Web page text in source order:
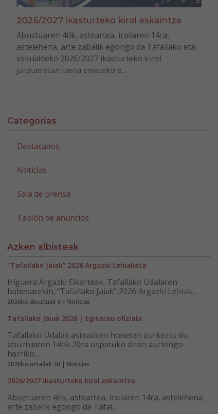
2026/2027 ikasturteko kirol eskaintza
Abuztuaren 4tik, asteartea, irailaren 14ra,
astelehena, arte zabalik egongo da Tafallako eta
eskualdeko 2026/2027 ikasturteko kirol
jardueretan izena emateko e...
Categorías
Destacados
Noticias
Sala de prensa
Tablón de anuncios
Azken albisteak
“Tafallako Jaiak” 2026 Argazki Lehiaketa
Higuera Argazki Elkarteak, Tafallako Udalaren
babesarekin, “Tafallako Jaiak” 2026 Argazki Lehiak...
2026ko abuztuak 6 | Noticias
Tafallako Jaiak 2026 | Egitarau ofiziala
Tafallako Udalak asteazken honetan aurkeztu du
abuztuaren 14tik 20ra ospatuko diren aurtengo
herriko...
2026ko uztailak 30 | Noticias
2026/2027 ikasturteko kirol eskaintza
Abuztuaren 4tik, asteartea, irailaren 14ra, astelehena,
arte zabalik egongo da Tafal...